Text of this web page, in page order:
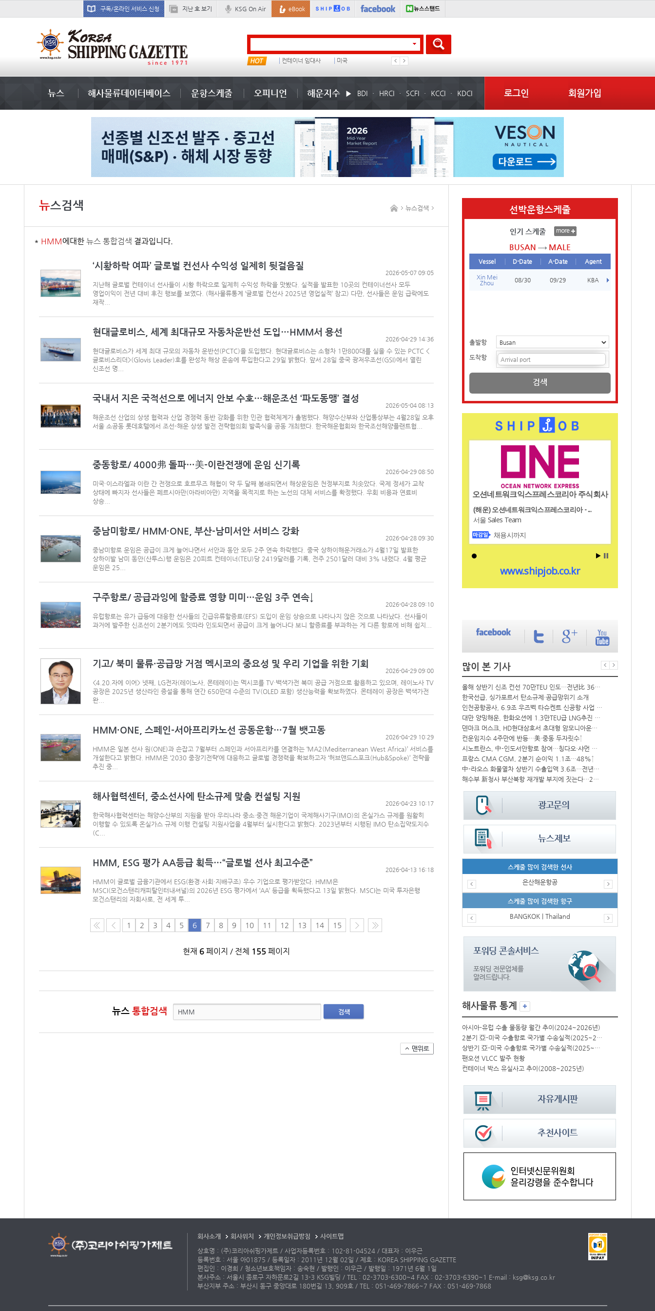
구독/온라인 서비스 신청 지난 호 보기 KSG On Air eBook
경상이익 부산신항 컨테이너 임대사 미국 배
뉴스 해사물류데이터베이스 운항스케줄 오피니언 해운지수 BDI HRCI SCFI KCCI KDCI 로그인 회원가입
뉴스검색 뉴스검색
* HMM에대한 뉴스 통합검색 결과입니다.
‘시황하락 여파’ 글로벌 컨선사 수익성 일제히 뒷걸음질
2026-05-07 09:05
지난해 글로벌 컨테이너 선사들이 시황 하락으로 일제히 수익성 하락을 맛봤다. 실적을 발표한 10곳의 컨테이너선사 모두
영업이익이 전년 대비 후진 행보를 보였다. (해사물류통계 ‘글로벌 컨선사 2025년 영업실적’ 참고) 다만, 선사들은 운임 급락에도
재작...
현대글로비스, 세계 최대규모 자동차운반선 도입…HMM서 용선
2026-04-29 14:36
현대글로비스가 세계 최대 규모의 자동차 운반선(PCTC)을 도입했다. 현대글로비스는 소형차 1만800대를 실을 수 있는 PCTC <
글로비스리더>(Glovis Leader)호를 완성차 해상 운송에 투입한다고 29일 밝혔다. 앞서 28일 중국 광저우조선(GSI)에서 열린
신조선 명...
국내서 지은 국적선으로 에너지 안보 수호…해운조선 ‘파도동맹’ 결성
2026-05-04 08:13
해운조선 산업의 상생 협력과 산업 경쟁력 동반 강화를 위한 민관 협력체계가 출범했다. 해양수산부와 산업통상부는 4월28일 오후
서울 소공동 롯데호텔에서 조선-해운 상생 발전 전략협의회 발족식을 공동 개최했다. 한국해운협회와 한국조선해양플랜트협...
중동항로/ 4000弗 돌파…美-이란전쟁에 운임 신기록
2026-04-29 08:50
미국·이스라엘과 이란 간 전쟁으로 호르무즈 해협이 약 두 달째 봉쇄되면서 해상운임은 천정부지로 치솟았다. 국제 정세가 교착
상태에 빠지자 선사들은 페르시아만(아라비아만) 지역을 목적지로 하는 노선의 대체 서비스를 확정했다. 우회 비용과 연료비
상승...
중남미항로/ HMM·ONE, 부산-남미서안 서비스 강화
2026-04-28 09:30
중남미항로 운임은 공급이 크게 늘어나면서 서안과 동안 모두 2주 연속 하락했다. 중국 상하이해운거래소가 4월17일 발표한
상하이발 남미 동안(산투스)행 운임은 20피트 컨테이너(TEU)당 2419달러를 기록, 전주 2501달러 대비 3% 내렸다. 4월 평균
운임은 25...
구주항로/ 공급과잉에 할증료 영향 미미…운임 3주 연속↓
2026-04-28 09:10
유럽항로는 유가 급등에 대응한 선사들의 긴급유류할증료(EFS) 도입이 운임 상승으로 나타나지 않은 것으로 나타났다. 선사들이
과거에 발주한 신조선이 2분기에도 잇따라 인도되면서 공급이 크게 늘어나다 보니 할증료를 부과하는 게 다른 항로에 비해 쉽지...
기고/ 북미 물류·공급망 거점 멕시코의 중요성 및 우리 기업을 위한 기회
2026-04-29 09:00
<4.20.자에 이어> 넷째, LG전자(레이노사, 몬테레이)는 멕시코를 TV·백색가전 북미 공급 거점으로 활용하고 있으며, 레이노사 TV
공장은 2025년 생산라인 증설을 통해 연간 650만대 수준의 TV(OLED 포함) 생산능력을 확보하였다. 몬테레이 공장은 백색가전
완...
HMM·ONE, 스페인-서아프리카노선 공동운항…7월 뱃고동
2026-04-29 10:29
HMM은 일본 선사 원(ONE)과 손잡고 7월부터 스페인과 서아프리카를 연결하는 ‘MA2(Mediterranean West Africa)’ 서비스를
개설한다고 밝혔다. HMM은 ‘2030 중장기전략’에 대응하고 글로벌 경쟁력을 확보하고자 ‘허브앤드스포크(Hub&Spoke)’ 전략을
추진 중...
해사협력센터, 중소선사에 탄소규제 맞춤 컨설팅 지원
2026-04-23 10:17
한국해사협력센터는 해양수산부의 지원을 받아 우리나라 중소·중견 해운기업이 국제해사기구(IMO)의 온실가스 규제를 원활히
이행할 수 있도록 온실가스 규제 이행 컨설팅 지원사업을 4월부터 실시한다고 밝혔다. 2023년부터 시행된 IMO 탄소집약도지수
(C...
HMM, ESG 평가 AA등급 획득…“글로벌 선사 최고수준”
2026-04-13 16:18
HMM이 글로벌 금융기관에서 ESG(환경·사회·지배구조) 우수 기업으로 평가받았다. HMM은
MSCI(모건스탠리캐피탈인터내셔널)의 2026년 ESG 평가에서 ‘AA’ 등급을 획득했다고 13일 밝혔다. MSCI는 미국 투자은행
모건스탠리의 자회사로, 전 세계 투...
1 2 3 4 5 6 7 8 9 10 11 12 13 14 15
현재 6페이지 / 전체 155페이지
뉴스 통합검색 검색
선박운항스케줄
인기 스케줄
BUSAN MALE
Vessel D-Date A-Date Agent
Xin Mei
Zhou
08/30 09/29 KBA
출발항
도착항
검색
많이 본 기사
항만공사 통합, 지방분권 역행하는 졸속행정
울산항만공사, 중소기업 ESG 지원사업 참여기업 모집
올해 상반기 신조 컨선 70만TEU 인도…전년比 36% 감소
한국선급, 싱가포르서 탄소규제·공급망위기 소개
인천공항공사, 6.9조 우즈벡 타슈켄트 신공항 사업 참여
대만 양밍해운, 한화오션에 1.3만TEU급 LNG추진 컨선 6척 발주
덴마크 머스크, HD현대삼호서 초대형 암모니아운반선 인도받아
컨운임지수 4주만에 반등…美·중동 두자릿수↑
시노트란스, 中-인도서안항로 참여…칭다오·샤먼 직항
프랑스 CMA CGM, 2분기 순이익 1.1조…48%↑
中-라오스 화물열차 상반기 수출입액 3.6조…전년比 34%↑
해수부 新청사 부산북항 재개발 부지에 짓는다…2030년 완공
스케줄 많이 검색한 선사
은산해운항공
스케줄 많이 검색한 항구
BANGKOK | Thailand
해사물류 통계
아시아-유럽 수출 물동량 월간 추이(2024~2026년)
2분기 亞-미국 수출항로 국가별 수송실적(2025~2026년)
상반기 亞-미국 수출항로 국가별 수송실적(2025~2026년)
팬오션 VLCC 발주 현황
컨테이너 박스 유실사고 추이(2008~2025년)
회사소개 회사위치 개인정보취급방침
사이트맵
상호명 : (주)코리아쉬핑가제트 / 사업자등록번호 : 102-81-04524 / 대표자 : 이우근
등록번호 : 서울 아01875 / 등록일자 : 2011년 12월 02일 / 제호 : KOREA SHIPPING GAZETTE
편집인 : 이경희 / 청소년보호책임자 : 송숙현 / 발행인 : 이우근 / 발행일 : 1971년 6월 1일
본사주소 : 서울시 종로구 자하문로2길 13-3 KSG빌딩 / TEL : 02-3703-6300~4 FAX : 02-3703-6390~1 E-mail : ksg@ksg.co.kr
부산지부 주소 : 부산시 동구 중앙대로 180번길 13, 909호 / TEL : 051-469-7866~7 FAX : 051-469-7868